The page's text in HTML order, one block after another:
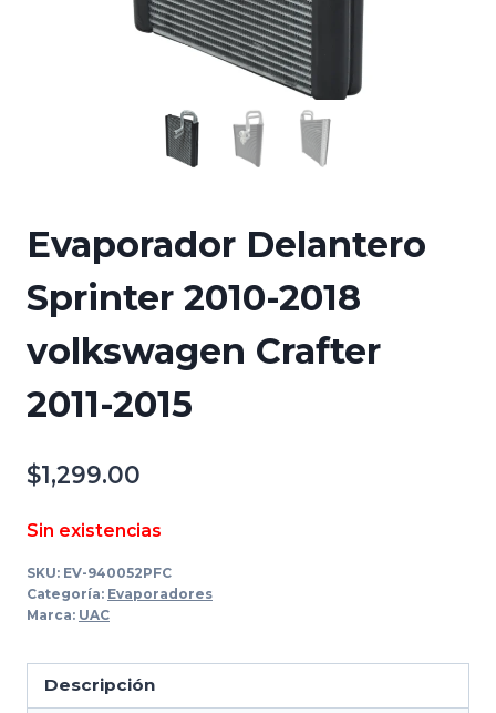
Evaporador Delantero
Sprinter 2010-2018
volkswagen Crafter
2011-2015
$1,299.00
Sin existencias
SKU: EV-940052PFC
Categoría: Evaporadores
Marca: UAC
Descripción